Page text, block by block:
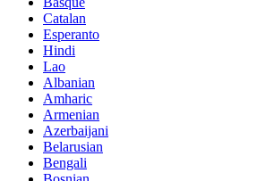
Catalan
Esperanto
Hindi
Lao
Albanian
Amharic
Armenian
Azerbaijani
Belarusian
Bengali